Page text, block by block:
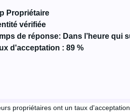
Propriétaire
vérifiée
de réponse: Dans l’heure qui
d'acceptation : 89 %
propriétaires ont un taux